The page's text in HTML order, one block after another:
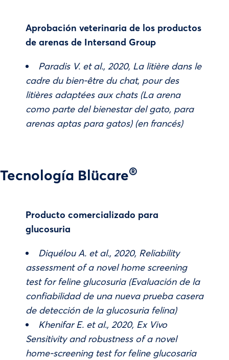
Aprobación veterinaria de los productos
de arenas de Intersand Group
Paradis V. et al., 2020, La litière dans le
cadre du bien-être du chat, pour des
litières adaptées aux chats (La arena
como parte del bienestar del gato, para
arenas aptas para gatos) (en francés)
Tecnología Blücare®
Producto comercializado para
glucosuria
Diquélou A. et al., 2020, Reliability
assessment of a novel home screening
test for feline glucosuria (Evaluación de la
confiabilidad de una nueva prueba casera
de detección de la glucosuria felina)
Khenifar E. et al., 2020, Ex Vivo
Sensitivity and robustness of a novel
home-screening test for feline glucosaria